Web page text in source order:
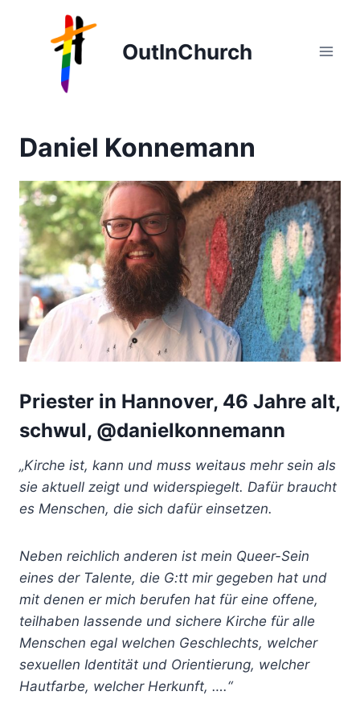
springen
OutInChurch
Daniel Konnemann
Priester in Hannover, 46 Jahre alt,
schwul, @danielkonnemann
„Kirche ist, kann und muss weitaus mehr sein als
sie aktuell zeigt und widerspiegelt. Dafür braucht
es Menschen, die sich dafür einsetzen.
Neben reichlich anderen ist mein Queer-Sein
eines der Talente, die G:tt mir gegeben hat und
mit denen er mich berufen hat für eine offene,
teilhaben lassende und sichere Kirche für alle
Menschen egal welchen Geschlechts, welcher
sexuellen Identität und Orientierung, welcher
Hautfarbe, welcher Herkunft, ….“